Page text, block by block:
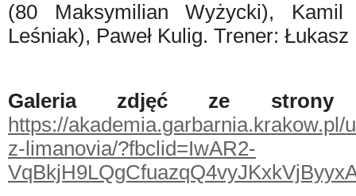
(80 Maksymilian Wyżycki),
Leśniak), Paweł Kulig. Trener:
Galeria zdjęć ze strony
https://
z-limanovia/?fbclid=IwAR2-